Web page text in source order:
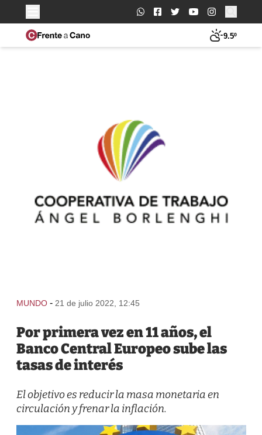
Buscar:
9.5º
MUNDO - 21 de julio 2022, 12:45
Por primera vez en 11 años, el
Banco Central Europeo sube las
tasas de interés
El objetivo es reducir la masa monetaria en
circulación y frenar la inflación.